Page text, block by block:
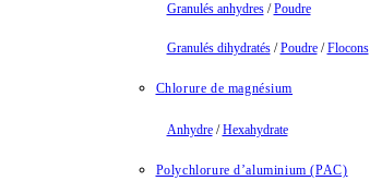
Granulés anhydres/Poudre
Granulés dihydratés/Poudre/Flocons
Chlorure de magnésium
Anhydre/Hexahydrate
Polychlorure d’aluminium (PAC)